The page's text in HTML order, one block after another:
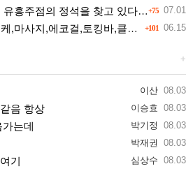
+75 07.01
주점의 정석을 찾고 있다면 여기
+101 06.15
걸,토킹바,클럽) 유흥별 가격 및 후기공유
+
이산 08.03
이승효 08.03
음 항상
박기정 08.03
는데
박재권 08.03
심상수 08.03
기